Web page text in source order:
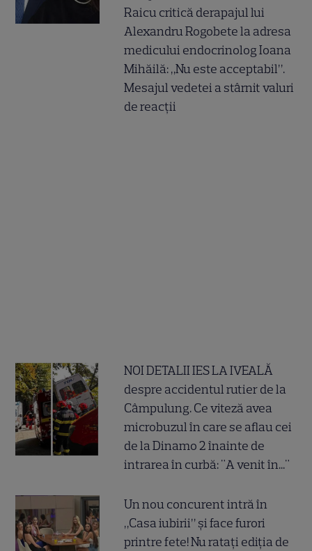
Raicu critică derapajul lui
Alexandru Rogobete la adresa
medicului endocrinolog Ioana
Mihăilă: „Nu este acceptabil”.
Mesajul vedetei a stârnit valuri
de reacții
NOI DETALII IES LA IVEALĂ
despre accidentul rutier de la
Câmpulung. Ce viteză avea
microbuzul în care se aflau cei
de la Dinamo 2 înainte de
intrarea în curbă: "A venit în..."
Un nou concurent intră în
„Casa iubirii” și face furori
printre fete! Nu ratați ediția de